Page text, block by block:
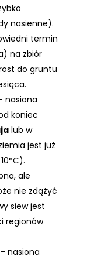
nasienne).
termin
na zbiór
do gruntu
nasiona
koniec
lub w
jest już
ale
nie zdążyć
siew jest
regionów
– nasiona